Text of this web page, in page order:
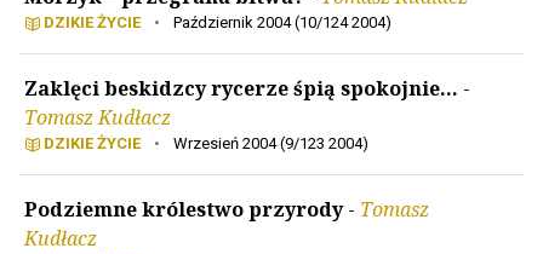
DZIKIE ŻYCIE • Październik 2004 (10/124 2004)
Zaklęci beskidzcy rycerze śpią spokojnie... -
Tomasz Kudłacz
DZIKIE ŻYCIE • Wrzesień 2004 (9/123 2004)
Podziemne królestwo przyrody- Tomasz
Kudłacz